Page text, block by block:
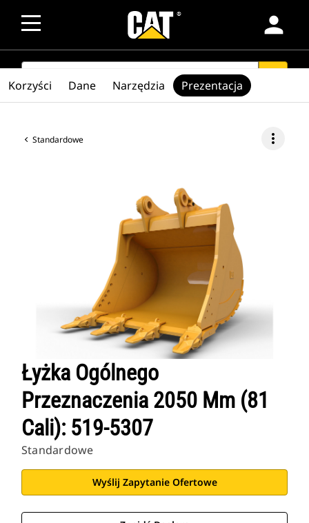
person
SEARCH
Standardowe more_vert
Łyżka Ogólnego
Przeznaczenia 2050 Mm (81
Cali): 519-5307
Standardowe
Wyślij Zapytanie Ofertowe
Korzyści Dane Narzędzia Prezentacja